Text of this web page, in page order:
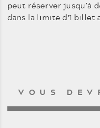
peut réserver jusqu’à
dans la limite d'1 billet
VOUS